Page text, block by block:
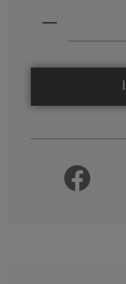
Produkt